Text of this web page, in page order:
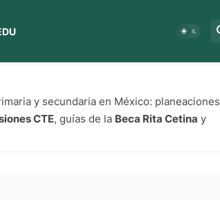
y secundaria en México: planeaciones
CTE, guías de la Beca Rita Cetina y